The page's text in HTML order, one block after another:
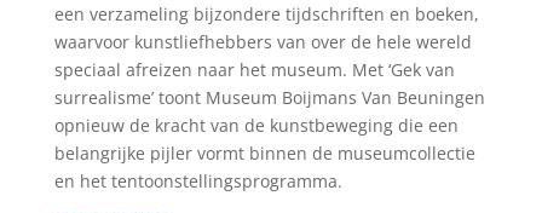
een verzameling bijzondere tijdschriften en boeken,
waarvoor kunstliefhebbers van over de hele wereld
speciaal afreizen naar het museum. Met ‘Gek van
surrealisme’ toont Museum Boijmans Van Beuningen
opnieuw de kracht van de kunstbeweging die een
belangrijke pijler vormt binnen de museumcollectie
en het tentoonstellingsprogramma.